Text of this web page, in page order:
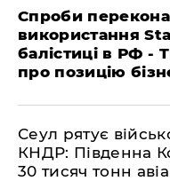
​Спроби
використання
балістиці в РФ -
про позицію
​Сеул рятує
КНДР: Південна
30 тисяч тонн